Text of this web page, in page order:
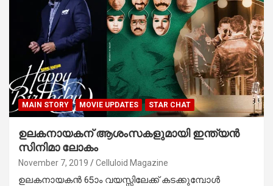
MAIN STORY MOVIE UPDATES STAR CHAT
ഉലകനായകന് ആശംസകളുമായി ഇന്ത്യന്‍
സിനിമാ ലോകം
November 7, 2019 Celluloid Magazine
ഉലകനായകന്‍ 65ാം വയസ്സിലേക്ക് കടക്കുമ്പോള്‍